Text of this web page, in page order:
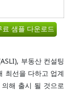
샘플 다운로드
부동산 컨설팅
최선을 다하고 업계
해 출시 될 것으로